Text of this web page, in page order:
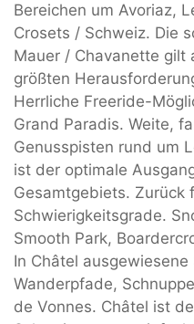
Bereichen um Avoriaz,
Crosets / Schweiz. Die
Mauer / Chavanette gilt
größten
Herrliche Freeride-
Grand Paradis. Weite,
Genusspisten rund um
ist der optimale
Gesamtgebiets. Zurück
Schwierigkeitsgrade.
Smooth Park,
In Châtel
Wanderpfade,
de Vonnes. Châtel ist